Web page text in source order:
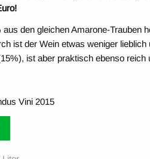
den gleichen Amarone-Trauben
ist der Wein etwas weniger
ist aber praktisch ebenso
Vini 2015